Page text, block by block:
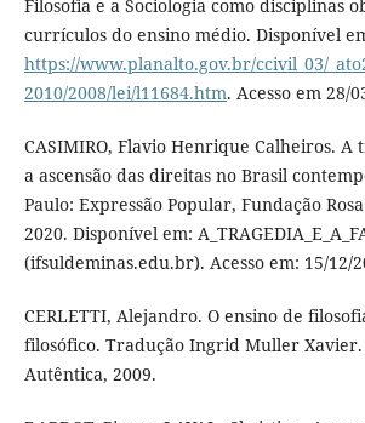
Filosofia e a Sociologia como disciplinas
currículos do ensino médio. Disponível
https://www.planalto.gov.br/ccivil_03/
2010/2008/lei/l11684.htm. Acesso em 28/
CASIMIRO, Flavio Henrique Calheiros. A
a ascensão das direitas no Brasil
Paulo: Expressão Popular, Fundação
2020. Disponível em:
(ifsuldeminas.edu.br). Acesso em: 15/12/
CERLETTI, Alejandro. O ensino de
filosófico. Tradução Ingrid Muller
Autêntica, 2009.